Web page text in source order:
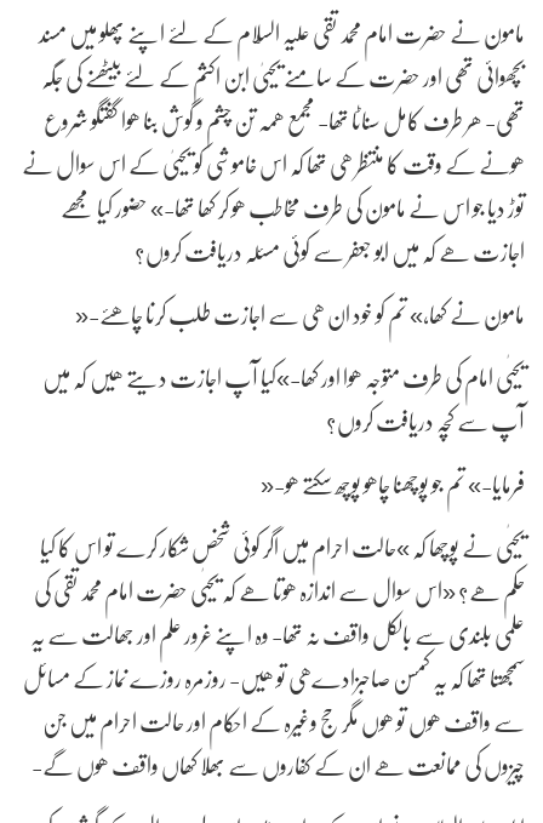
مامون نے حضرت امام محمد تقی علیہ السّلام کے لئے اپنے پھلو میں مسند
بچھوائی تھی اور حضرت کے سامنے یحییٰ ابن اکثم کے لئے بیٹھنے کی جگہ
تھی- ھر طرف کامل سناٹا تھا- مجمع ھمہ تن چشم و گوش بنا ھوا گفتگو شروع
ھونے کے وقت کا منتظر ھی تھا کہ اس خاموشی کو یحییٰ کے اس سوال نے
توڑ دیا جو اس نے مامون کی طرف مخاطب ھو کر کھا تھا-» حضور کیا مجھے
اجازت ھے کہ میں ابو جعفر سے کوئی مسئلہ دریافت کروں؟
مامون نے کھا,» تم کو خود ان ھی سے اجازت طلب کرنا چاھئے-«
یحیٰی امام کی طرف متوجہ ھوا اور کھا-»کیا آپ اجازت دیتے ھیں کہ میں
آپ سے کچہ دریافت کروں؟
فرمایا-» تم جو پوچھنا چاھو پوچھ سکتے ھو-«
یحیٰی نے پوچھا کہ »حالت احرام میں اگر کوئی شخص شکار کرے تو اس کا کیا
حکم ھے؟ «اس سوال سے اندازہ ھوتا ھے کہ یحیٰی حضرت امام محمد تقی کی
علمی بلندی سے بالکل واقف نہ تھا- وہ اپنے غرور علم اور جھالت سے یہ
سمجھتا تھا کہ یہ کمسن صاحبزادےھی تو ھیں- روزمرہ روزے نماز کے مسائل
سے واقف ھوں تو ھوں مگر حج وغیرہ کے احکام اور حالت احرام میں جن
چیزوں کی ممانعت ھے ان کے کفاروں سے بھلا کھاں واقف ھوں گے-